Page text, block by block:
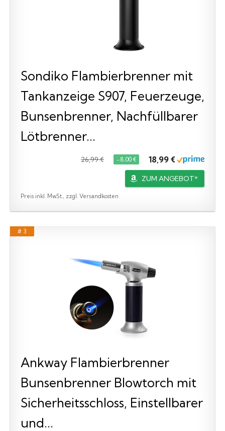
Sondiko Flambierbrenner mit
Tankanzeige S907, Feuerzeuge,
Bunsenbrenner, Nachfüllbarer
Lötbrenner...
26,99 € −8,00 € 18,99 €
ZUM ANGEBOT*
Preis inkl. MwSt., zzgl. Versandkosten
# 3
Ankway Flambierbrenner
Bunsenbrenner Blowtorch mit
Sicherheitsschloss, Einstellbarer
und...